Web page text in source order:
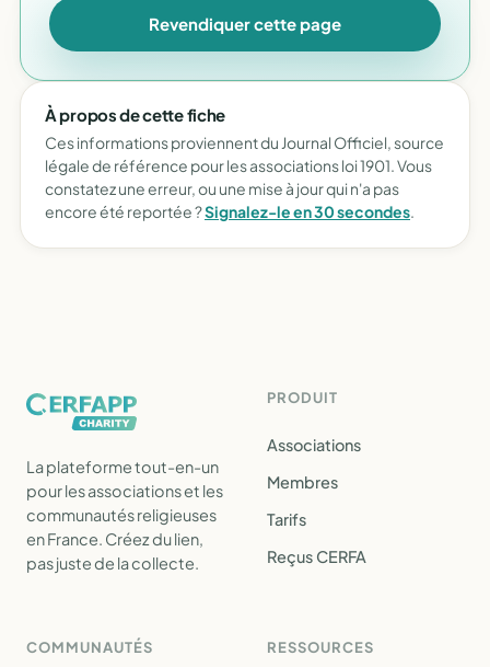
Revendiquer cette page
À propos de cette fiche
Ces informations proviennent du Journal Officiel, source
légale de référence pour les associations loi 1901. Vous
constatez une erreur, ou une mise à jour qui n'a pas
encore été reportée ?Signalez-le en 30 secondes.
La plateforme tout-en-un
pour les associations et les
communautés religieuses
en France. Créez du lien,
pas juste de la collecte.
PRODUIT
Associations
Membres
Tarifs
Reçus CERFA
COMMUNAUTÉS RESSOURCES